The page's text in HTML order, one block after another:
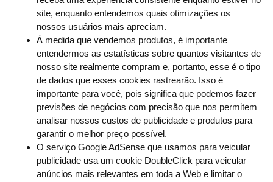
site, enquanto entendemos quais otimizações os
nossos usuários mais apreciam.
À medida que vendemos produtos, é importante
entendermos as estatísticas sobre quantos visitantes de
nosso site realmente compram e, portanto, esse é o tipo
de dados que esses cookies rastrearão. Isso é
importante para você, pois significa que podemos fazer
previsões de negócios com precisão que nos permitem
analisar nossos custos de publicidade e produtos para
garantir o melhor preço possível.
O serviço Google AdSense que usamos para veicular
publicidade usa um cookie DoubleClick para veicular
anúncios mais relevantes em toda a Web e limitar o